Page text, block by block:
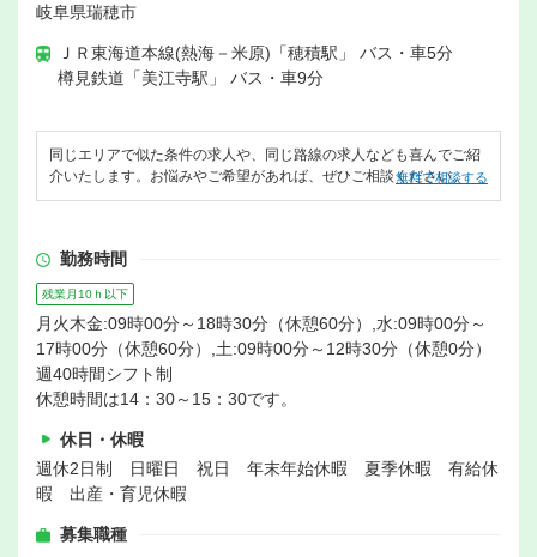
岐阜県瑞穂市
ＪＲ東海道本線(熱海－米原)「穂積駅」 バス・車5分
樽見鉄道「美江寺駅」 バス・車9分
同じエリアで似た条件の求人や、同じ路線の求人なども喜んでご紹
介いたします。お悩みやご希望があれば、ぜひご相談ください。
無料で相談する
勤務時間
残業月10ｈ以下
月火木金:09時00分～18時30分（休憩60分）,水:09時00分～
17時00分（休憩60分）,土:09時00分～12時30分（休憩0分）
週40時間シフト制
休憩時間は14：30～15：30です。
休日・休暇
週休2日制 日曜日 祝日 年末年始休暇 夏季休暇 有給休
暇 出産・育児休暇
募集職種